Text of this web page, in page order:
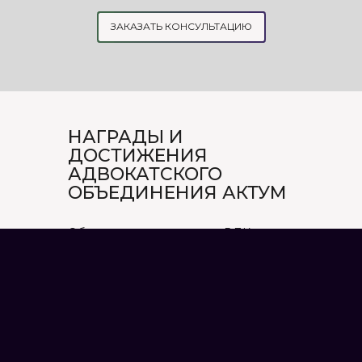
ЗАКАЗАТЬ КОНСУЛЬТАЦИЮ
НАГРАДЫ И
ДОСТИЖЕНИЯ
АДВОКАТСКОГО
ОБЪЕДИНЕНИЯ АКТУМ